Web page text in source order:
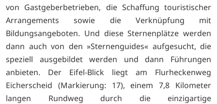
von Gastgeberbetrieben, die Schaffung touristischer
Arrangements sowie die Verknüpfung mit
Bildungsangeboten. Und diese Sternenplätze werden
dann auch von den »Sternenguides« aufgesucht, die
speziell ausgebildet werden und dann Führungen
anbieten. Der Eifel-Blick liegt am Flurheckenweg
Eicherscheid (Markierung: 17), einem 7,8 Kilometer
langen Rundweg durch die einzigartige